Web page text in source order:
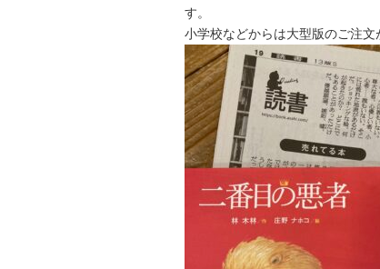
す。
小学校などからは大型版のご注文